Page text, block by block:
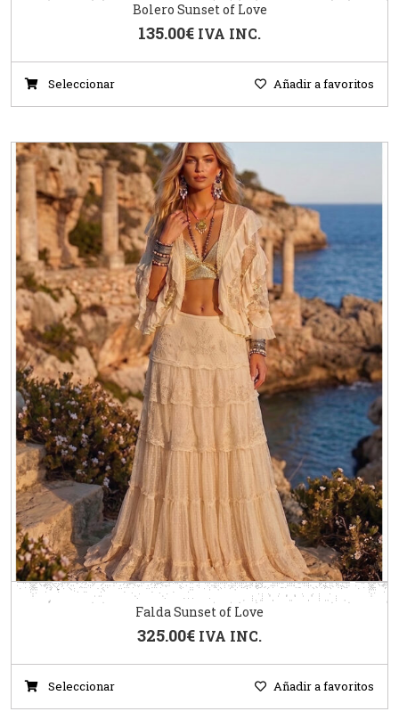
Bolero Sunset of Love
135.00€ IVA INC.
Seleccionar Añadir a favoritos
Falda Sunset of Love
325.00€ IVA INC.
Seleccionar Añadir a favoritos